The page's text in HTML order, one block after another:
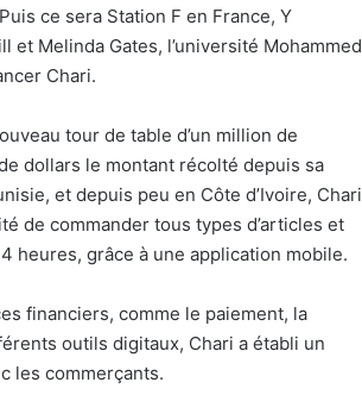
ce sera Station F en France, Y
et Melinda Gates, l’université Mohammed
Chari.
tour de table d’un million de
dollars le montant récolté depuis sa
et depuis peu en Côte d’Ivoire, Chari
de commander tous types d’articles et
heures, grâce à une application mobile.
financiers, comme le paiement, la
outils digitaux, Chari a établi un
les commerçants.